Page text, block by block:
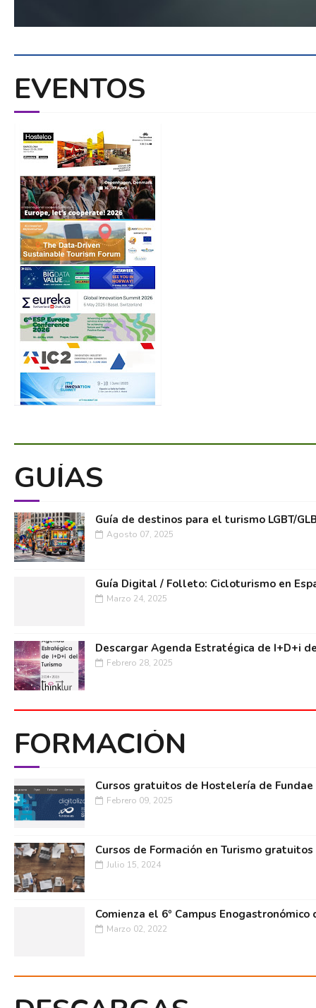
EVENTOS
GUÍAS
Guía de destinos para el turismo LGBT/
Agosto 07, 2025
Guía Digital / Folleto: Cicloturismo en
Marzo 24, 2025
Descargar Agenda Estratégica de I+D+i
Febrero 28, 2025
FORMACIÓN
Cursos gratuitos de Hostelería de Fundae
Febrero 09, 2025
Cursos de Formación en Turismo gratuitos
Julio 15, 2024
Comienza el 6º Campus Enogastronómico
Marzo 02, 2022